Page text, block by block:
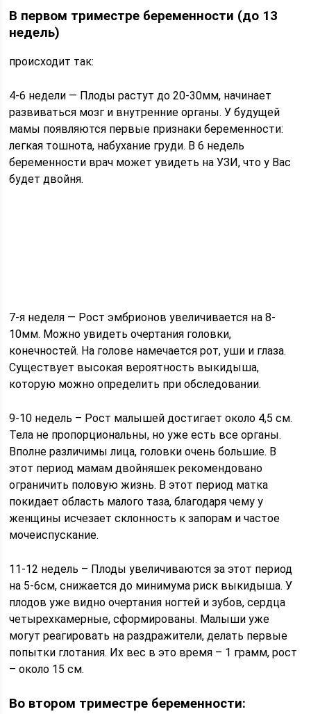
В первом триместре беременности (до 13
недель)
происходит так:
4-6 недели — Плоды растут до 20-30мм, начинает
развиваться мозг и внутренние органы. У будущей
мамы появляются первые признаки беременности:
легкая тошнота, набухание груди. В 6 недель
беременности врач может увидеть на УЗИ, что у Вас
будет двойня.
7-я неделя — Рост эмбрионов увеличивается на 8-
10мм. Можно увидеть очертания головки,
конечностей. На голове намечается рот, уши и глаза.
Существует высокая вероятность выкидыша,
которую можно определить при обследовании.
9-10 недель – Рост малышей достигает около 4,5 см.
Тела не пропорциональны, но уже есть все органы.
Вполне различимы лица, головки очень большие. В
этот период мамам двойняшек рекомендовано
ограничить половую жизнь. В этот период матка
покидает область малого таза, благодаря чему у
женщины исчезает склонность к запорам и частое
мочеиспускание.
11-12 недель – Плоды увеличиваются за этот период
на 5-6см, снижается до минимума риск выкидыша. У
плодов уже видно очертания ногтей и зубов, сердца
четырехкамерные, сформированы. Малыши уже
могут реагировать на раздражители, делать первые
попытки глотания. Их вес в это время – 1 грамм, рост
– около 15 см.
Во втором триместре беременности: